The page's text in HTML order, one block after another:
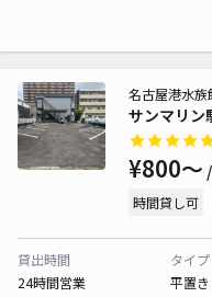
サンマリン
名古屋港水
¥800〜
時間貸し可
貸出時間
24時間営業
タイプ
平置き